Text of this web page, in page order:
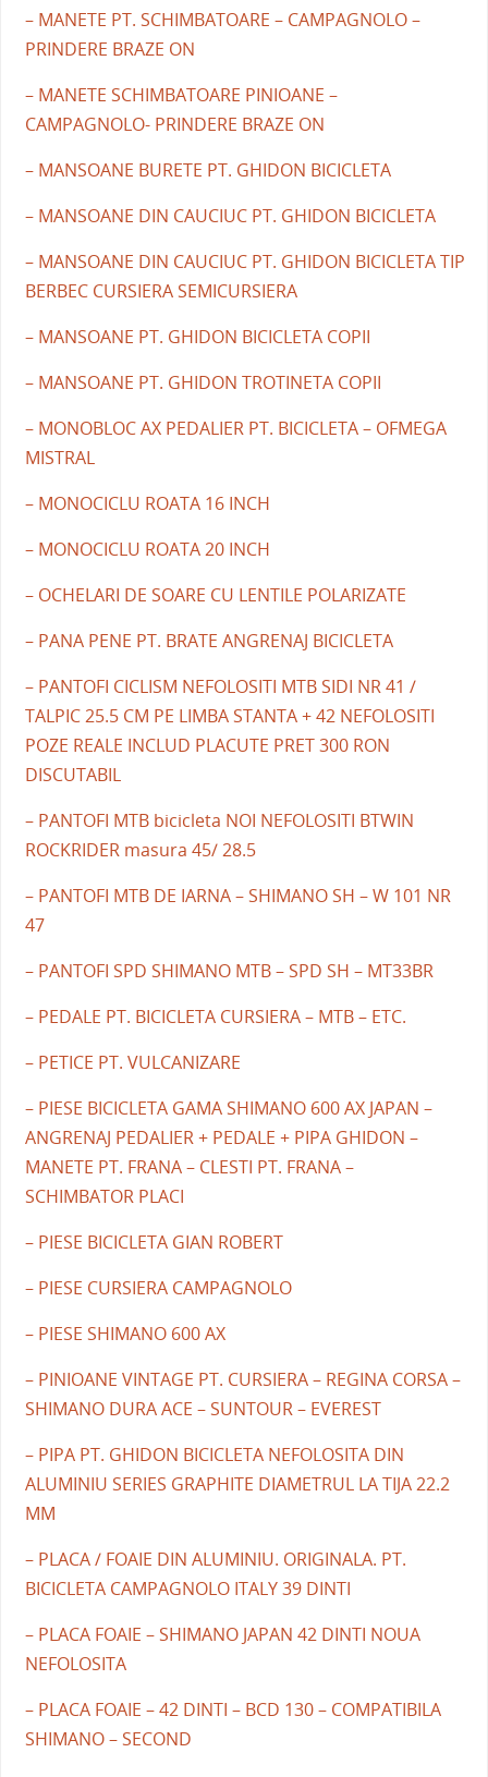
– MANETE PT. SCHIMBATOARE – CAMPAGNOLO –
PRINDERE BRAZE ON
– MANETE SCHIMBATOARE PINIOANE –
CAMPAGNOLO- PRINDERE BRAZE ON
– MANSOANE BURETE PT. GHIDON BICICLETA
– MANSOANE DIN CAUCIUC PT. GHIDON BICICLETA
– MANSOANE DIN CAUCIUC PT. GHIDON BICICLETA TIP
BERBEC CURSIERA SEMICURSIERA
– MANSOANE PT. GHIDON BICICLETA COPII
– MANSOANE PT. GHIDON TROTINETA COPII
– MONOBLOC AX PEDALIER PT. BICICLETA – OFMEGA
MISTRAL
– MONOCICLU ROATA 16 INCH
– MONOCICLU ROATA 20 INCH
– OCHELARI DE SOARE CU LENTILE POLARIZATE
– PANA PENE PT. BRATE ANGRENAJ BICICLETA
– PANTOFI CICLISM NEFOLOSITI MTB SIDI NR 41 /
TALPIC 25.5 CM PE LIMBA STANTA + 42 NEFOLOSITI
POZE REALE INCLUD PLACUTE PRET 300 RON
DISCUTABIL
– PANTOFI MTB bicicleta NOI NEFOLOSITI BTWIN
ROCKRIDER masura 45/ 28.5
– PANTOFI MTB DE IARNA – SHIMANO SH – W 101 NR
47
– PANTOFI SPD SHIMANO MTB – SPD SH – MT33BR
– PEDALE PT. BICICLETA CURSIERA – MTB – ETC.
– PETICE PT. VULCANIZARE
– PIESE BICICLETA GAMA SHIMANO 600 AX JAPAN –
ANGRENAJ PEDALIER + PEDALE + PIPA GHIDON –
MANETE PT. FRANA – CLESTI PT. FRANA –
SCHIMBATOR PLACI
– PIESE BICICLETA GIAN ROBERT
– PIESE CURSIERA CAMPAGNOLO
– PIESE SHIMANO 600 AX
– PINIOANE VINTAGE PT. CURSIERA – REGINA CORSA –
SHIMANO DURA ACE – SUNTOUR – EVEREST
– PIPA PT. GHIDON BICICLETA NEFOLOSITA DIN
ALUMINIU SERIES GRAPHITE DIAMETRUL LA TIJA 22.2
MM
– PLACA / FOAIE DIN ALUMINIU. ORIGINALA. PT.
BICICLETA CAMPAGNOLO ITALY 39 DINTI
– PLACA FOAIE – SHIMANO JAPAN 42 DINTI NOUA
NEFOLOSITA
– PLACA FOAIE – 42 DINTI – BCD 130 – COMPATIBILA
SHIMANO – SECOND